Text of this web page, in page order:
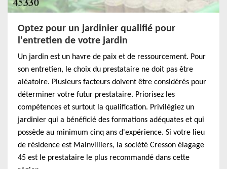
Optez pour un jardinier qualifié pour
l'entretien de votre jardin
Un jardin est un havre de paix et de ressourcement. Pour
son entretien, le choix du prestataire ne doit pas être
aléatoire. Plusieurs facteurs doivent être considérés pour
déterminer votre futur prestataire. Priorisez les
compétences et surtout la qualification. Privilégiez un
jardinier qui a bénéficié des formations adéquates et qui
possède au minimum cinq ans d'expérience. Si votre lieu
de résidence est Mainvilliers, la société Cresson élagage
45 est le prestataire le plus recommandé dans cette